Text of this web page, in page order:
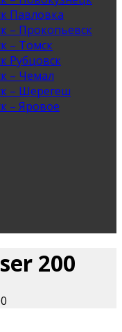
Павловка
– Прокопьевск
– Томск
Рубцовск
– Чемал
– Шерегеш
– Яровое
200